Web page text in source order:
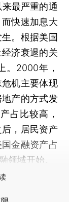
最严重的通
快速加息大
。根据美国
济衰退的关
。2000年，
机主要体现
产的方式发
占比较高，
，居民资产
金融资产占
领域开始。